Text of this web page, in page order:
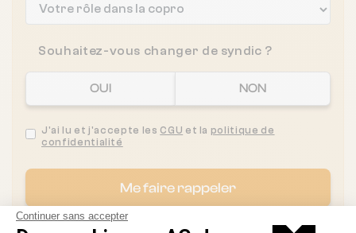
Continuer sans accepter
Souhaitez-vous changer de syndic ?
OUI NON
J'ai lu et j'accepte les CGU et la politique de
confidentialité
Me faire rappeler